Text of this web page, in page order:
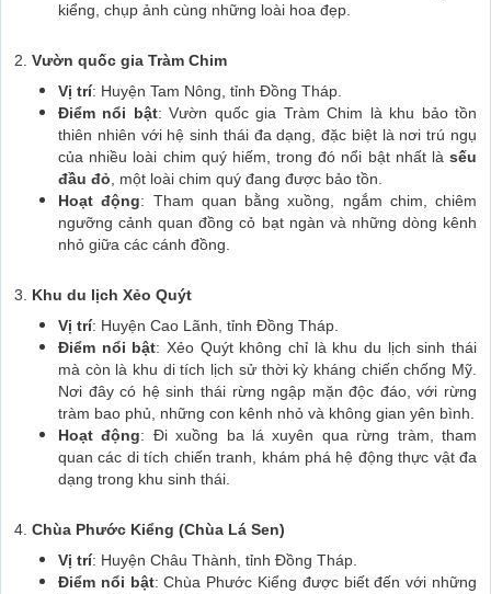
kiểng, chụp ảnh cùng những loài hoa đẹp.
2. Vườn quốc gia Tràm Chim
Vị trí: Huyện Tam Nông, tỉnh Đồng Tháp.
Điểm nổi bật: Vườn quốc gia Tràm Chim là khu bảo tồn
thiên nhiên với hệ sinh thái đa dạng, đặc biệt là nơi trú ngụ
của nhiều loài chim quý hiếm, trong đó nổi bật nhất là sếu
đầu đỏ, một loài chim quý đang được bảo tồn.
Hoạt động: Tham quan bằng xuồng, ngắm chim, chiêm
ngưỡng cảnh quan đồng cỏ bạt ngàn và những dòng kênh
nhỏ giữa các cánh đồng.
3. Khu du lịch Xẻo Quýt
Vị trí: Huyện Cao Lãnh, tỉnh Đồng Tháp.
Điểm nổi bật: Xẻo Quýt không chỉ là khu du lịch sinh thái
mà còn là khu di tích lịch sử thời kỳ kháng chiến chống Mỹ.
Nơi đây có hệ sinh thái rừng ngập mặn độc đáo, với rừng
tràm bao phủ, những con kênh nhỏ và không gian yên bình.
Hoạt động: Đi xuồng ba lá xuyên qua rừng tràm, tham
quan các di tích chiến tranh, khám phá hệ động thực vật đa
dạng trong khu sinh thái.
4. Chùa Phước Kiểng (Chùa Lá Sen)
Vị trí: Huyện Châu Thành, tỉnh Đồng Tháp.
Điểm nổi bật: Chùa Phước Kiểng được biết đến với những